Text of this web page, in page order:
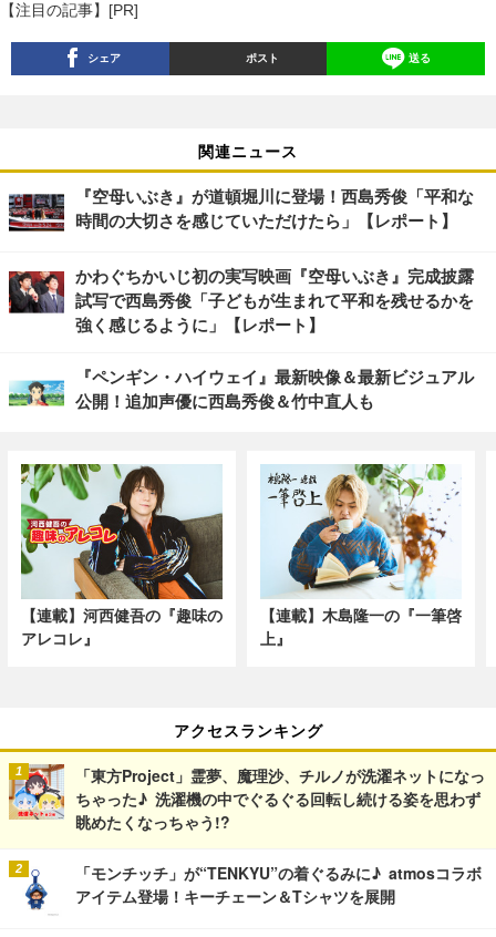
【注目の記事】[PR]
シェア ポスト 送る
関連ニュース
『空母いぶき』が道頓堀川に登場！西島秀俊「平和な
時間の大切さを感じていただけたら」【レポート】
かわぐちかいじ初の実写映画『空母いぶき』完成披露
試写で西島秀俊「子どもが生まれて平和を残せるかを
強く感じるように」【レポート】
『ペンギン・ハイウェイ』最新映像＆最新ビジュアル
公開！追加声優に西島秀俊＆竹中直人も
【連載】河西健吾の『趣味の
アレコレ』
【連載】木島隆一の『一筆啓
上』
アクセスランキング
「東方Project」霊夢、魔理沙、チルノが洗濯ネットになっ
ちゃった♪ 洗濯機の中でぐるぐる回転し続ける姿を思わず
眺めたくなっちゃう!?
「モンチッチ」が“TENKYU”の着ぐるみに♪ atmosコラボ
アイテム登場！キーチェーン＆Tシャツを展開